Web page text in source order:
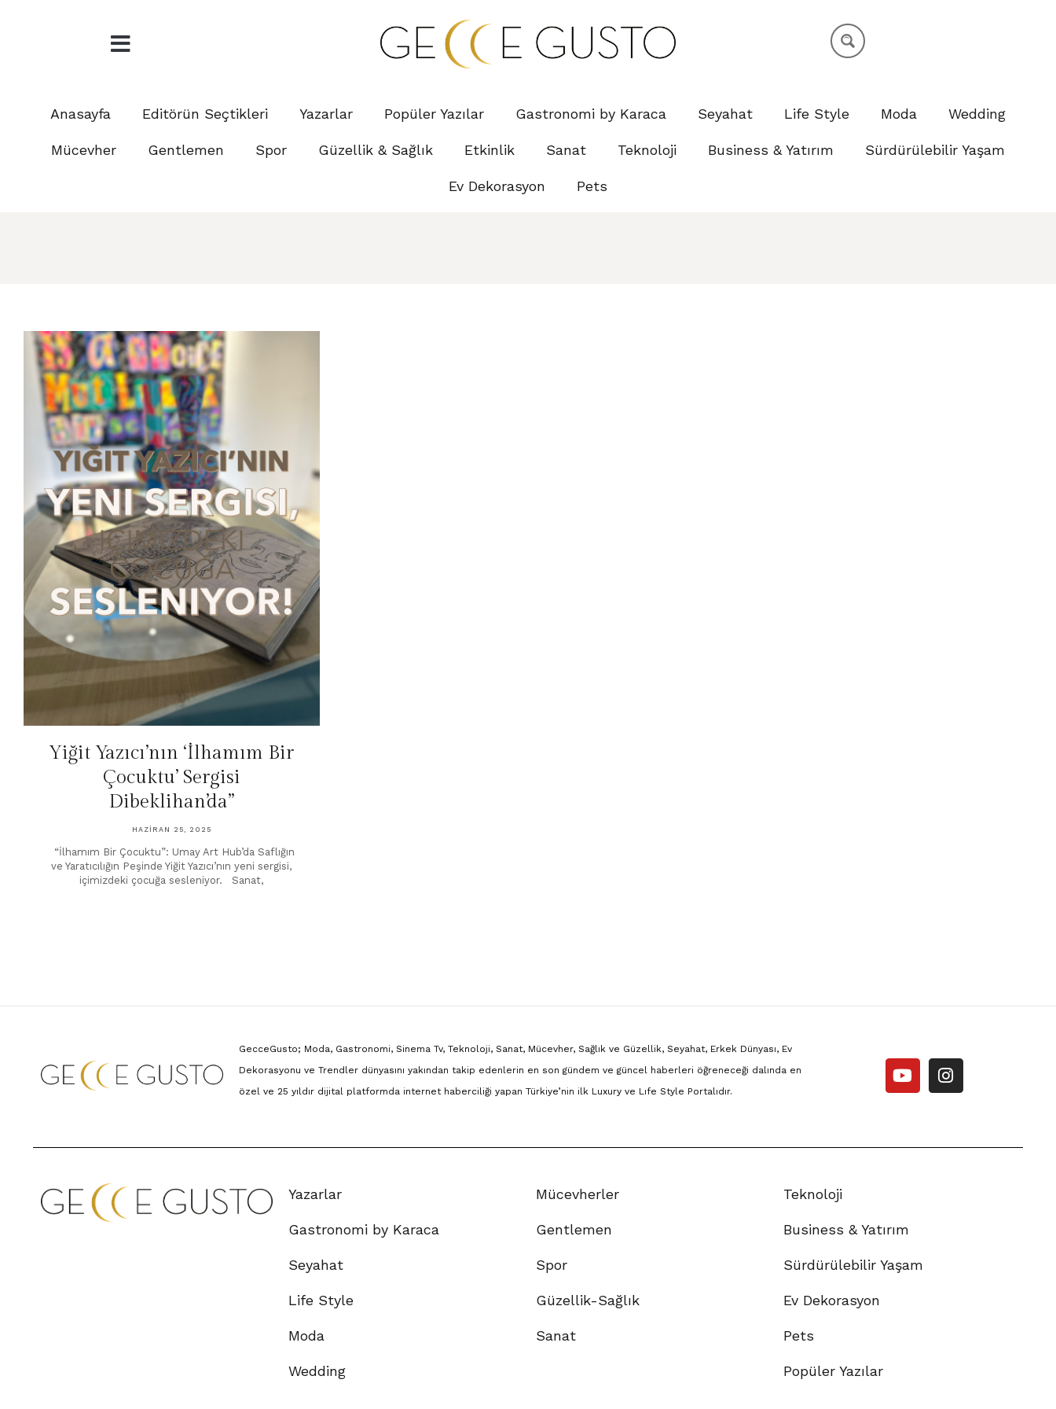
Anasayfa Editörün Seçtikleri Yazarlar Popüler Yazılar Gastronomi by Karaca Seyahat Life Style Moda Wedding
Mücevher Gentlemen Spor Güzellik & Sağlık Etkinlik Sanat Teknoloji Business & Yatırım Sürdürülebilir Yaşam
Ev Dekorasyon Pets
Yiğit Yazıcı’nın ‘İlhamım Bir
Çocuktu’ Sergisi
Dibeklihan’da”
HAZIRAN 25, 2025
“İlhamım Bir Çocuktu”: Umay Art Hub’da Saflığın
ve Yaratıcılığın Peşinde Yiğit Yazıcı’nın yeni sergisi,
içimizdeki çocuğa sesleniyor. Sanat,
GecceGusto; Moda, Gastronomi, Sinema Tv, Teknoloji, Sanat, Mücevher, Sağlık ve Güzellik, Seyahat, Erkek Dünyası, Ev
Dekorasyonu ve Trendler dünyasını yakından takip edenlerin en son gündem ve güncel haberleri öğreneceği dalında en
özel ve 25 yıldır dijital platformda internet haberciliği yapan Türkiye’nin ilk Luxury ve Lıfe Style Portalıdır.
Yazarlar
Gastronomi by Karaca
Seyahat
Life Style
Moda
Wedding
Mücevherler
Gentlemen
Spor
Güzellik-Sağlık
Sanat
Teknoloji
Business & Yatırım
Sürdürülebilir Yaşam
Ev Dekorasyon
Pets
Popüler Yazılar